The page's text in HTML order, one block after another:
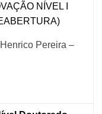
NÍVEL I
Pereira –